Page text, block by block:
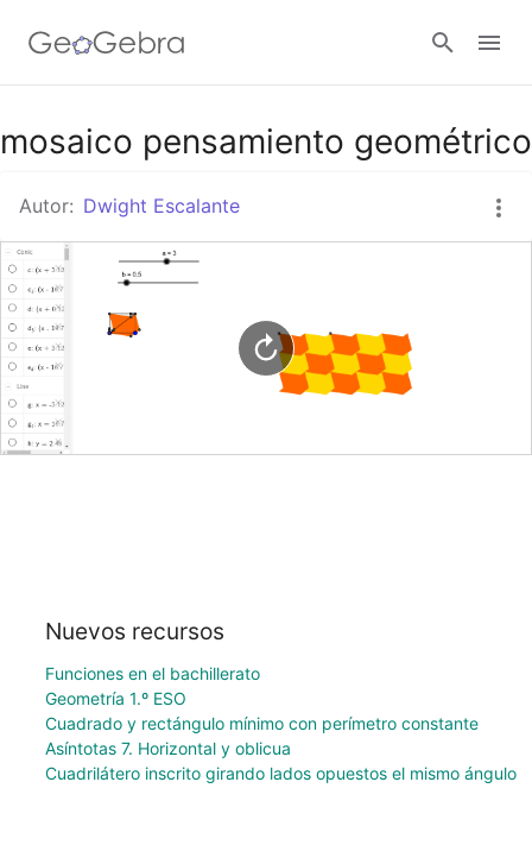
Google Classroom
GeoGebra Classroom
mosaico pensamiento geométrico
Autor: Dwight Escalante
Nuevos recursos
Funciones en el bachillerato
Geometría 1.º ESO
Cuadrado y rectángulo mínimo con perímetro constante
Asíntotas 7. Horizontal y oblicua
Cuadrilátero inscrito girando lados opuestos el mismo ángulo